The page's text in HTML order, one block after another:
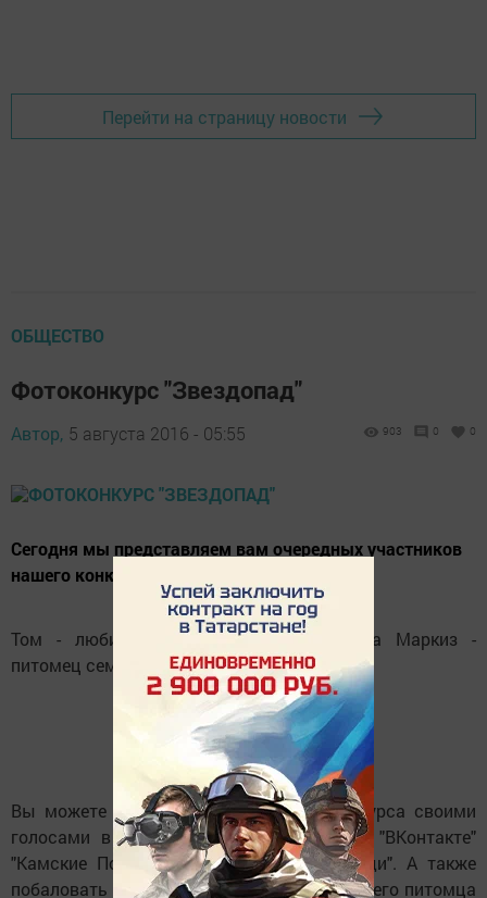
Перейти на страницу новости
ОБЩЕСТВО
Фотоконкурс "Звездопад"
Автор, 5 августа 2016 - 05:55 903 0 0
Сегодня мы представляем вам очередных участников
нашего конкурса - это коты Том и Маркиз.
Том - любимец Ольги Мубаракшиной, а Маркиз -
питомец семьи Володиных.
Вы можете поддержать участников конкурса своими
голосами в фотоальбоме нашей группы "ВКонтакте"
"Камские Поляны: новости, события, люди". А также
побаловать зрительским признанием и своего питомца